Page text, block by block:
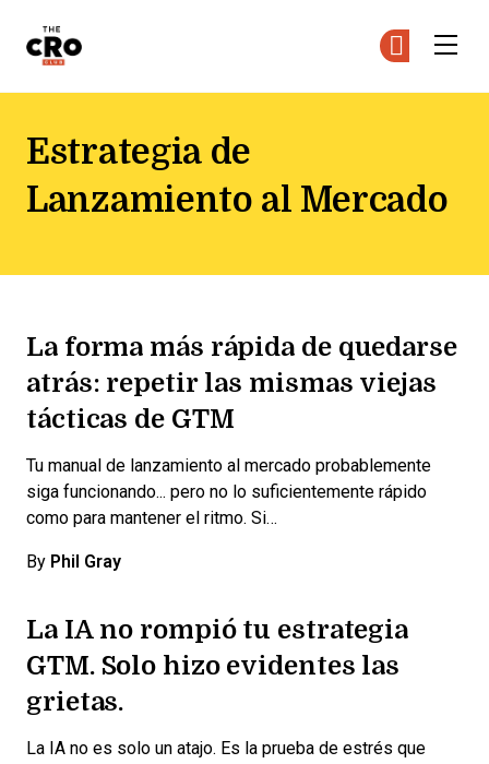
Estrategia de
Lanzamiento al Mercado
La forma más rápida de quedarse
atrás: repetir las mismas viejas
tácticas de GTM
Tu manual de lanzamiento al mercado probablemente
siga funcionando... pero no lo suficientemente rápido
como para mantener el ritmo. Si…
By Phil Gray
La IA no rompió tu estrategia
GTM. Solo hizo evidentes las
grietas.
La IA no es solo un atajo. Es la prueba de estrés que